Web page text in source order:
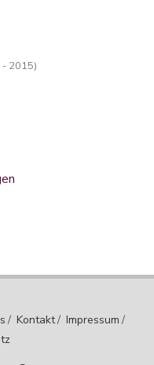
- 2015)
/ Kontakt/ Impressum /